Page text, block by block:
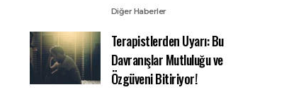
Diğer Haberler
Terapistlerden Uyarı: Bu
Davranışlar Mutluluğu ve
Özgüveni Bitiriyor!